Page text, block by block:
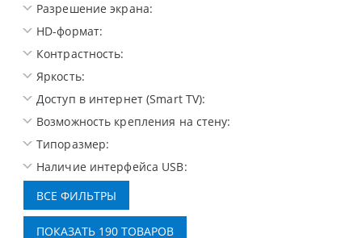
Разрешение экрана:
HD-формат:
Контрастность:
Яркость:
Доступ в интернет (Smart TV):
Возможность крепления на стену:
Типоразмер:
Наличие интерфейса USB: